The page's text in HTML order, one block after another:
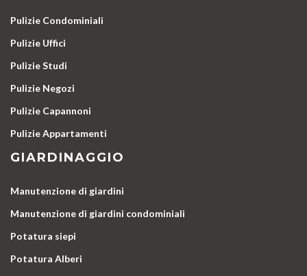
Pulizie Condominiali
Pulizie Uffici
Pulizie Studi
Pulizie Negozi
Pulizie Capannoni
Pulizie Appartamenti
GIARDINAGGIO
Manutenzione di giardini
Manutenzione di giardini condominiali
Potatura siepi
Potatura Alberi